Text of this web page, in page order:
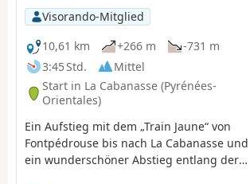
Visorando-Mitglied
10,61 km
+266 m
-731 m
3:45 Std.
Mittel
Start in La Cabanasse (Pyrénées-
Orientales)
Ein Aufstieg mit dem „Train Jaune“ von
Fontpédrouse bis nach La Cabanasse und
ein wunderschöner Abstieg entlang der